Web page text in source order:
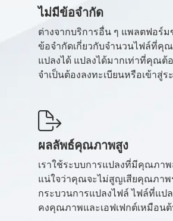
ไม่มีข้อจำกัด
ต่างจากบริการอื่น ๆ แพลตฟอร์ม
ข้อจำกัดเกี่ยวกับจำนวนไฟล์ที่คุ
แปลงได้ แปลงได้มากเท่าที่คุณต้
จำเป็นต้องลงทะเบียนหรือเข้าสู่ร
ผลลัพธ์คุณภาพสูง
เราใช้ระบบการแปลงที่มีคุณภาพ
แน่ใจว่าคุณจะไม่สูญเสียคุณภาพ
กระบวนการแปลงไฟล์ ไฟล์ที่แปล
คงคุณภาพและเอฟเฟกต์เหมือน